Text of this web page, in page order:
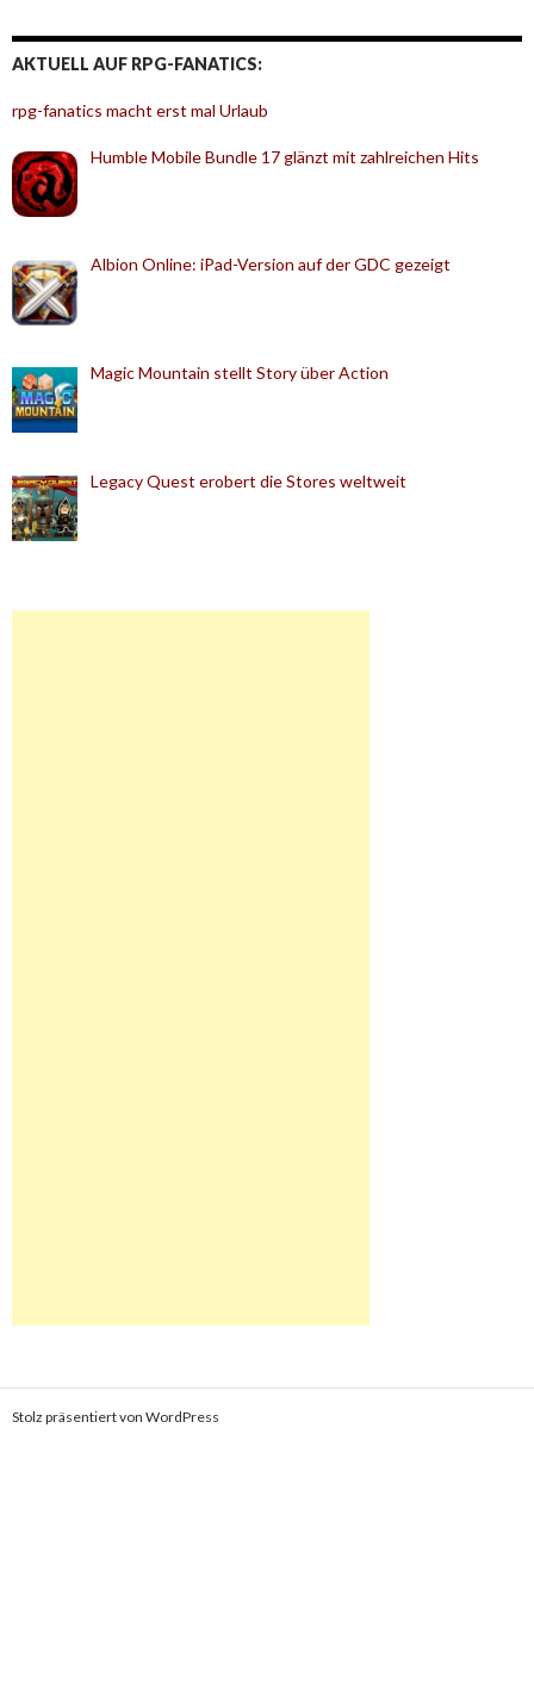
AKTUELL AUF RPG-FANATICS:
rpg-fanatics macht erst mal Urlaub
Humble Mobile Bundle 17 glänzt mit zahlreichen Hits
Albion Online: iPad-Version auf der GDC gezeigt
Magic Mountain stellt Story über Action
Legacy Quest erobert die Stores weltweit
Stolz präsentiert von WordPress